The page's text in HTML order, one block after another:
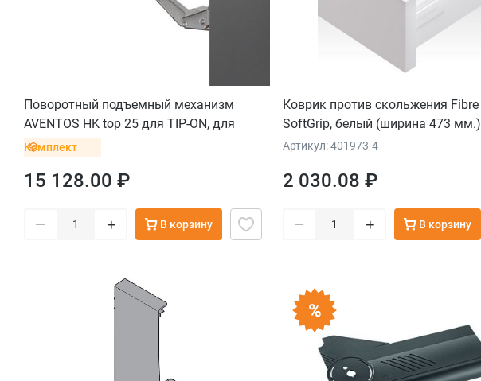
Поворотный подъемный механизм
AVENTOS HK top 25 для TIP-ON, для
тонких фасадов, белый, евровинт
Комплект
15 128.00 ₽
– + В корзину
Коврик против скольжения Fibre
SoftGrip, белый (ширина 473 мм.)
Артикул: 401973-4
2 030.08 ₽
– + В корзину